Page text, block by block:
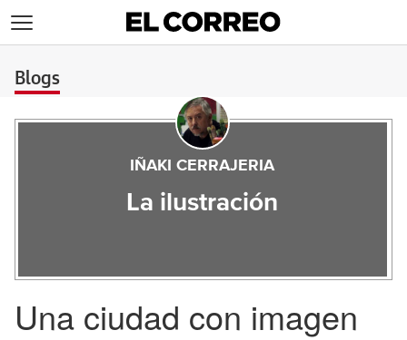
Blogs
IÑAKI CERRAJERIA
La ilustración
Una ciudad con imagen